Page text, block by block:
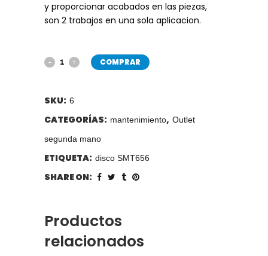
y proporcionar acabados en las piezas,
son 2 trabajos en una sola aplicacion.
COMPRAR
SKU: 6
CATEGORÍAS: mantenimiento, Outlet
segunda mano
ETIQUETA: disco SMT656
SHARE ON:
Productos
relacionados